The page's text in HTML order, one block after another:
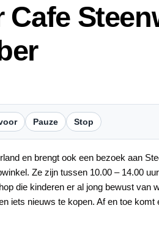
Pauze Stop
en brengt ook een bezoek aan
Ze zijn tussen 10.00 – 14.00
die kinderen er al jong bewust
iets nieuws te kopen. Af en toe